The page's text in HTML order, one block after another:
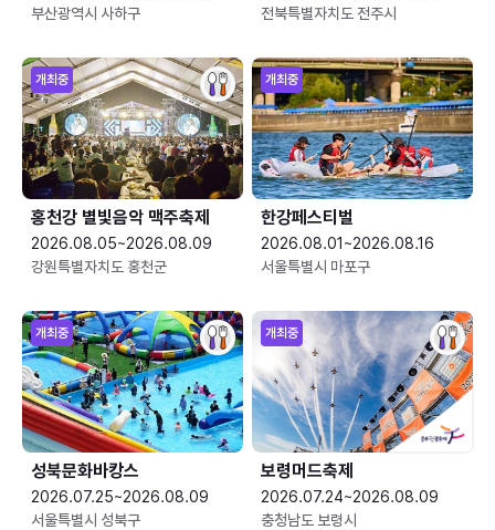
부산광역시 사하구
전북특별자치도 전주시
개최중
홍천강 별빛음악 맥주축제
2026.08.05~2026.08.09
강원특별자치도 홍천군
개최중
한강페스티벌
2026.08.01~2026.08.16
서울특별시 마포구
개최중
성북문화바캉스
2026.07.25~2026.08.09
서울특별시 성북구
개최중
보령머드축제
2026.07.24~2026.08.09
충청남도 보령시